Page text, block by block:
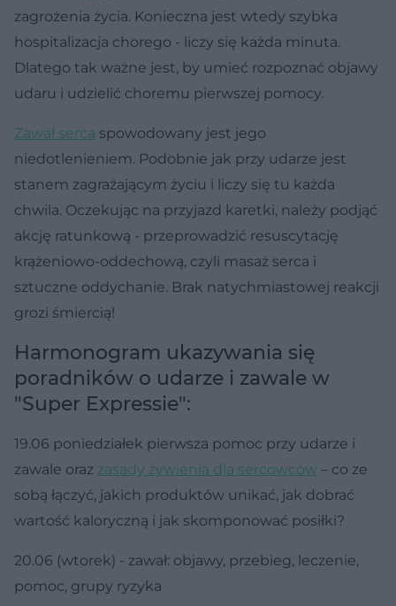
zagrożenia życia. Konieczna jest wtedy szybka
hospitalizacja chorego - liczy się każda minuta.
Dlatego tak ważne jest, by umieć rozpoznać objawy
udaru i udzielić choremu pierwszej pomocy.
Zawał serca spowodowany jest jego
niedotlenieniem. Podobnie jak przy udarze jest
stanem zagrażającym życiu i liczy się tu każda
chwila. Oczekując na przyjazd karetki, należy podjąć
akcję ratunkową - przeprowadzić resuscytację
krążeniowo-oddechową, czyli masaż serca i
sztuczne oddychanie. Brak natychmiastowej reakcji
grozi śmiercią!
Harmonogram ukazywania się
poradników o udarze i zawale w
"Super Expressie":
19.06 poniedziałek pierwsza pomoc przy udarze i
zawale oraz zasady żywienia dla sercowców – co ze
sobą łączyć, jakich produktów unikać, jak dobrać
wartość kaloryczną i jak skomponować posiłki?
20.06 (wtorek) - zawał: objawy, przebieg, leczenie,
pomoc, grupy ryzyka